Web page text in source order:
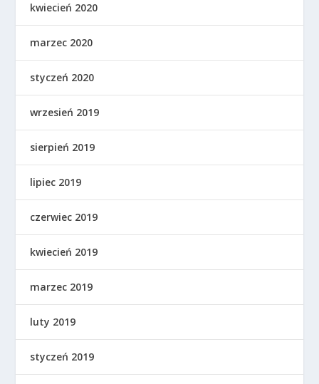
kwiecień 2020
marzec 2020
styczeń 2020
wrzesień 2019
sierpień 2019
lipiec 2019
czerwiec 2019
kwiecień 2019
marzec 2019
luty 2019
styczeń 2019